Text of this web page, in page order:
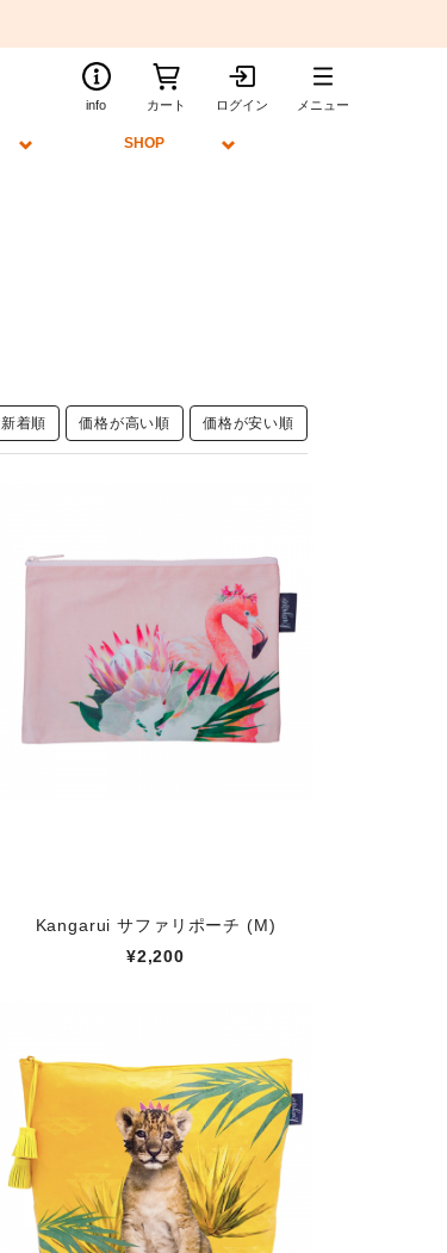
info カート ログイン メニュー
SHOP
新着順 価格が高い順 価格が安い順
Kangarui サファリポーチ (M)
¥2,200